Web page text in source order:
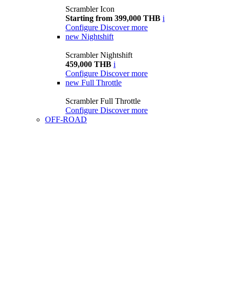
Scrambler Icon
Starting from 399,000 THB i
Configure Discover more
new Nightshift
Scrambler Nightshift
459,000 THB i
Configure Discover more
new Full Throttle
Scrambler Full Throttle
Configure Discover more
OFF-ROAD